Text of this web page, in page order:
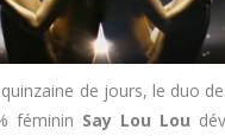
de jours, le duo
féminin Say Lou Lou